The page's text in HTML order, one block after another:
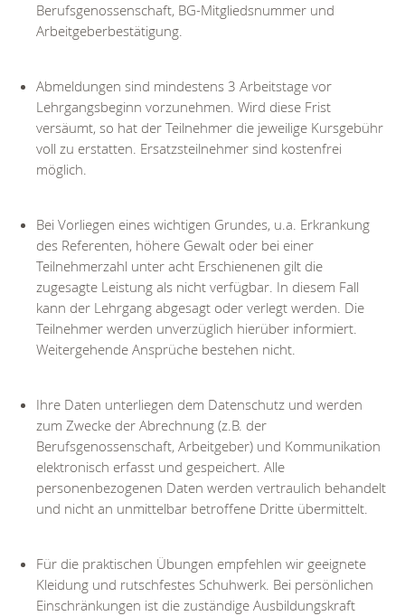
Berufsgenossenschaft, BG-Mitgliedsnummer und
Arbeitgeberbestätigung.
Abmeldungen sind mindestens 3 Arbeitstage vor
Lehrgangsbeginn vorzunehmen. Wird diese Frist
versäumt, so hat der Teilnehmer die jeweilige Kursgebühr
voll zu erstatten. Ersatzsteilnehmer sind kostenfrei
möglich.
Bei Vorliegen eines wichtigen Grundes, u.a. Erkrankung
des Referenten, höhere Gewalt oder bei einer
Teilnehmerzahl unter acht Erschienenen gilt die
zugesagte Leistung als nicht verfügbar. In diesem Fall
kann der Lehrgang abgesagt oder verlegt werden. Die
Teilnehmer werden unverzüglich hierüber informiert.
Weitergehende Ansprüche bestehen nicht.
Ihre Daten unterliegen dem Datenschutz und werden
zum Zwecke der Abrechnung (z.B. der
Berufsgenossenschaft, Arbeitgeber) und Kommunikation
elektronisch erfasst und gespeichert. Alle
personenbezogenen Daten werden vertraulich behandelt
und nicht an unmittelbar betroffene Dritte übermittelt.
Für die praktischen Übungen empfehlen wir geeignete
Kleidung und rutschfestes Schuhwerk. Bei persönlichen
Einschränkungen ist die zuständige Ausbildungskraft